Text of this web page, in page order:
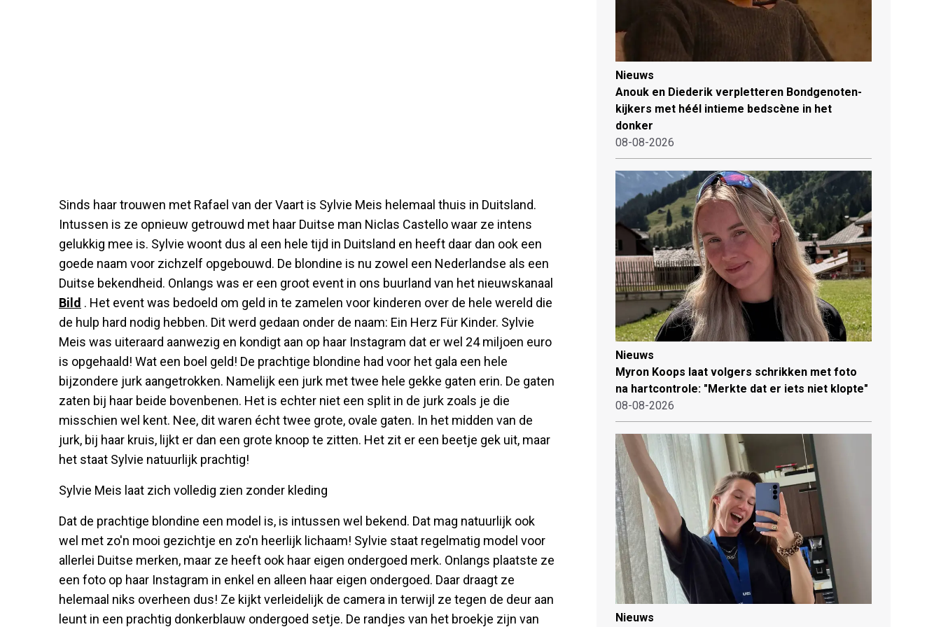
Sinds haar trouwen met Rafael van der Vaart is Sylvie Meis helemaal thuis in Duitsland.
Intussen is ze opnieuw getrouwd met haar Duitse man Niclas Castello waar ze intens
gelukkig mee is. Sylvie woont dus al een hele tijd in Duitsland en heeft daar dan ook een
goede naam voor zichzelf opgebouwd. De blondine is nu zowel een Nederlandse als een
Duitse bekendheid. Onlangs was er een groot event in ons buurland van het nieuwskanaal
Bild . Het event was bedoeld om geld in te zamelen voor kinderen over de hele wereld die
de hulp hard nodig hebben. Dit werd gedaan onder de naam: Ein Herz Für Kinder. Sylvie
Meis was uiteraard aanwezig en kondigt aan op haar Instagram dat er wel 24 miljoen euro
is opgehaald! Wat een boel geld! De prachtige blondine had voor het gala een hele
bijzondere jurk aangetrokken. Namelijk een jurk met twee hele gekke gaten erin. De gaten
zaten bij haar beide bovenbenen. Het is echter niet een split in de jurk zoals je die
misschien wel kent. Nee, dit waren écht twee grote, ovale gaten. In het midden van de
jurk, bij haar kruis, lijkt er dan een grote knoop te zitten. Het zit er een beetje gek uit, maar
het staat Sylvie natuurlijk prachtig!
Sylvie Meis laat zich volledig zien zonder kleding
Dat de prachtige blondine een model is, is intussen wel bekend. Dat mag natuurlijk ook
wel met zo'n mooi gezichtje en zo'n heerlijk lichaam! Sylvie staat regelmatig model voor
allerlei Duitse merken, maar ze heeft ook haar eigen ondergoed merk. Onlangs plaatste ze
een foto op haar Instagram in enkel en alleen haar eigen ondergoed. Daar draagt ze
helemaal niks overheen dus! Ze kijkt verleidelijk de camera in terwijl ze tegen de deur aan
leunt in een prachtig donkerblauw ondergoed setje. De randjes van het broekje zijn van
Nieuws
Anouk en Diederik verpletteren Bondgenoten-
kijkers met héél intieme bedscène in het
donker
08-08-2026
Nieuws
Myron Koops laat volgers schrikken met foto
na hartcontrole: "Merkte dat er iets niet klopte"
08-08-2026
Nieuws